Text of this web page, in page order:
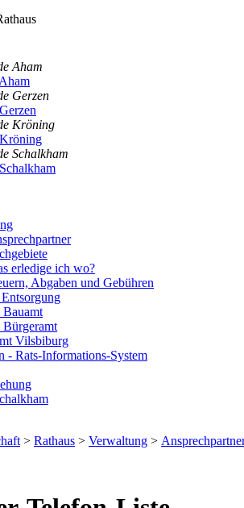
erledige ich wo?
Abgaben und Gebühren
Bauamt
Bürgeramt
Vilsbiburg
- Rats-Informations-System
> Rathaus > Verwaltung >